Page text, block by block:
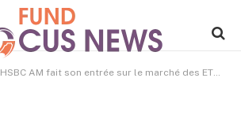
HSBC AM fait son entrée sur le marché des ETF actifs